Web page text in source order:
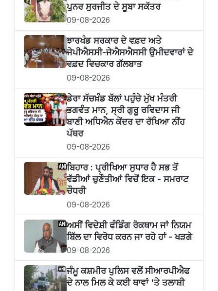
ਪੁਨਰ ਸੁਰਜੀਤ ਦੇ ਸੂਬਾ ਸਕੱਤਰ
09-08-2026
ਝਾਰਖੰਡ ਸਰਕਾਰ ਦੇ ਵਫ਼ਦ ਅਤੇ
ਜੇਪੀਐਸਸੀ-ਜੇਐਸਐਸਸੀ ਉਮੀਦਵਾਰਾਂ ਦੇ
ਵਫ਼ਦ ਵਿਚਕਾਰ ਗੱਲਬਾਤ
09-08-2026
ਡੇਰਾ ਸੱਚਖ਼ੰਡ ਬੱਲਾਂ ਪਹੁੰਚੇ ਮੁੱਖ ਮੰਤਰੀ
ਭਗਵੰਤ ਮਾਨ, ਸ੍ਰੀ ਗੁਰੂ ਰਵਿਦਾਸ ਜੀ
ਬਾਣੀ ਅਧਿਐਨ ਕੇਂਦਰ ਦਾ ਰੱਖਿਆ ਨੀਂਹ
ਪੱਥਰ
09-08-2026
ਬਿਹਾਰ : ਪ੍ਰੀਖਿਆ ਸੁਧਾਰ ਹੈ ਸਭ ਤੋਂ
ਵੱਡੀਆਂ ਚੁਣੌਤੀਆਂ ਵਿਚੋਂ ਇਕ - ਸਮਰਾਟ
ਚੌਧਰੀ
09-08-2026
ਅਸੀਂ ਵਿਦੇਸ਼ੀ ਫੰਡਿੰਗ ਰੋਕਥਾਮ ਜਾਂ ਨਿਯਮ
ਬਿੱਲ ਦਾ ਵਿਰੋਧ ਕਰਨ ਜਾ ਰਹੇ ਹਾਂ - ਖੜਗੇ
09-08-2026
ਜੰਮੂ ਕਸ਼ਮੀਰ ਪੁਲਿਸ ਵਲੋਂ ਸੀਆਰਪੀਐਫ
ਦੇ ਨਾਲ ਮਿਲ ਕੇ ਕਈ ਥਾਵਾਂ 'ਤੇ ਤਲਾਸ਼ੀ